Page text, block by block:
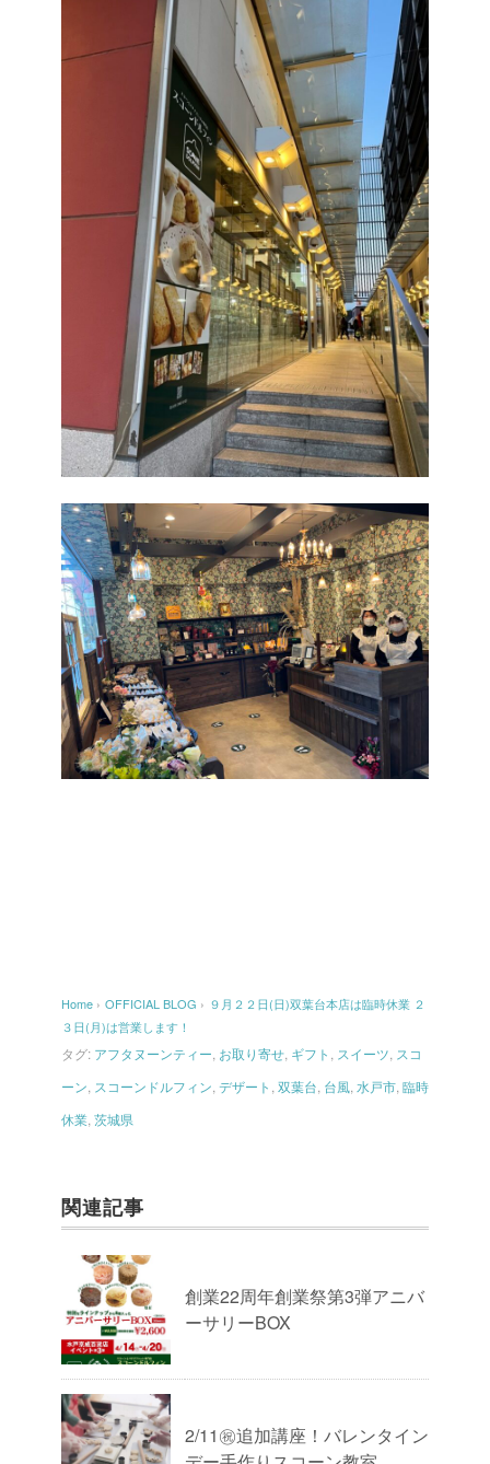
Home › OFFICIAL BLOG › ９月２２日(日)双葉台本店は臨時休業 ２
３日(月)は営業します！
タグ: アフタヌーンティー お取り寄せ ギフト スイーツ スコ
ーン スコーンドルフィン デザート 双葉台 台風 水戸市 臨時
休業 茨城県
関連記事
創業22周年創業祭第3弾アニバ
ーサリーBOX
2/11㊗追加講座！バレンタイン